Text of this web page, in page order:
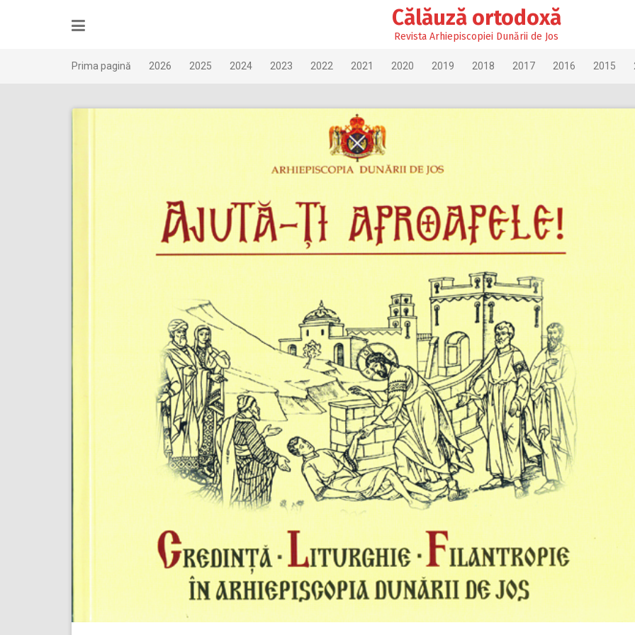
Călăuză ortodoxă
Revista Arhiepiscopiei Dunării de Jos
Prima pagină 2026 2025 2024 2023 2022 2021 2020 2019 2018 2017 2016 2015